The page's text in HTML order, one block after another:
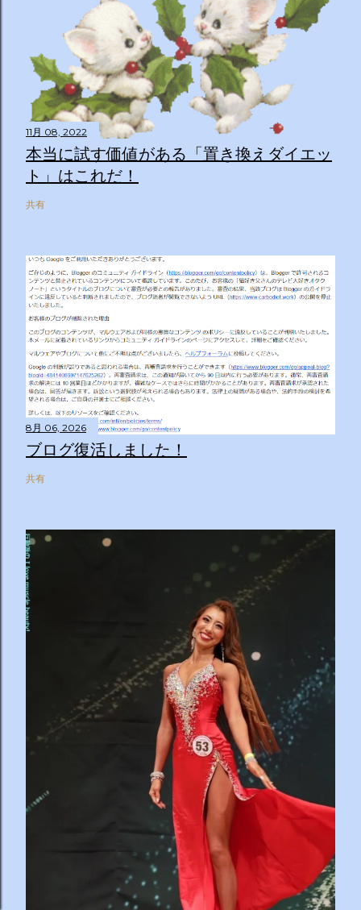
11月 08, 2022
本当に試す価値がある「置き換えダイエッ
ト」はこれだ！
共有
8月 06, 2026
ブログ復活しました！
共有